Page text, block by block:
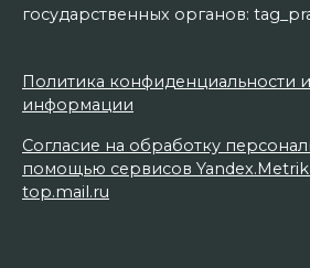
государственных органов:
Политика конфиденциальности
информации
Согласие на обработку
помощью сервисов
top.mail.ru